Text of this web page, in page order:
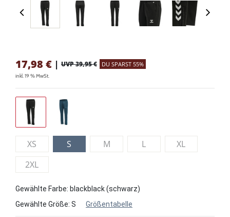
17,98 € | UVP 39,95 € DU SPARST 55%
inkl. 19 % MwSt.
XS S M L
XL
2XL
Gewählte Farbe: blackblack (schwarz)
Gewählte Größe: S Größentabelle